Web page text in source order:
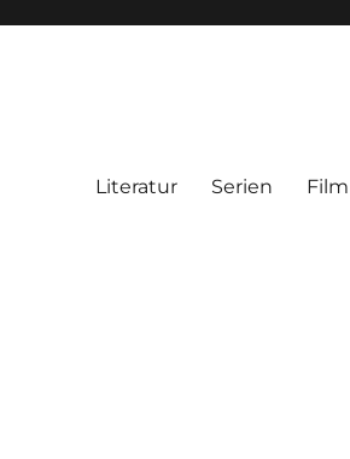
Literatur Serien Film